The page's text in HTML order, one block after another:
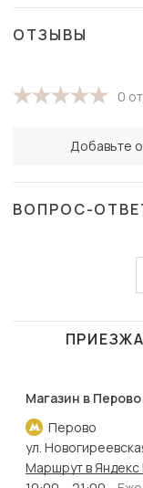
ОТЗЫВЫ
0
Добавьте
ВОПРОС-
Магазин в Перово
Перово
ул.
Маршрут в Яндекс